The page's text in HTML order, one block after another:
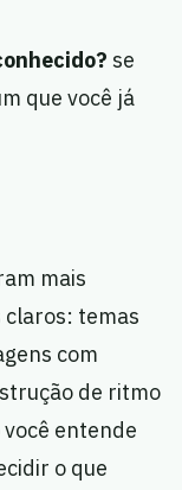
se
que você já
mais
claros: temas
com
de ritmo
entende
o que